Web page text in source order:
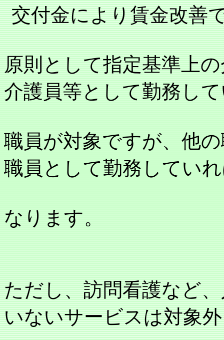
交付金により賃金改善
原則として指定基準上
介護員等として勤務し
職員が対象ですが、他
職員として勤務してい
なります。
ただし、訪問看護など
いないサービスは対象